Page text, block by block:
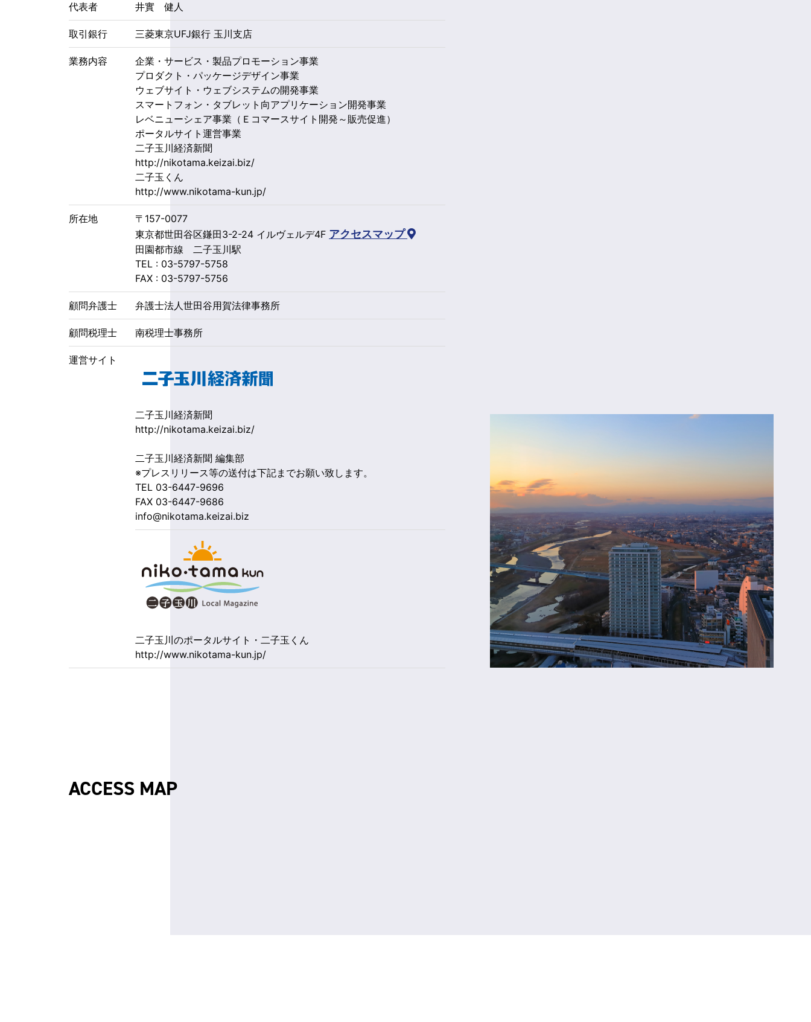
代表者 井實 健人
取引銀行 三菱東京UFJ銀行 玉川支店
業務内容
企業・サービス・製品プロモーション事業
プロダクト・パッケージデザイン事業
ウェブサイト・ウェブシステムの開発事業
スマートフォン・タブレット向アプリケーション開発事業
レベニューシェア事業（Ｅコマースサイト開発～販売促進）
ポータルサイト運営事業
二子玉川経済新聞
http://nikotama.keizai.biz/
二子玉くん
http://www.nikotama-kun.jp/
所在地
〒157-0077
東京都世田谷区鎌田3-2-24 イルヴェルデ4F アクセスマップ
田園都市線 二子玉川駅
TEL : 03-5797-5758
FAX : 03-5797-5756
顧問弁護士 弁護士法人世田谷用賀法律事務所
顧問税理士 南税理士事務所
運営サイト
二子玉川経済新聞
http://nikotama.keizai.biz/
二子玉川経済新聞 編集部
※プレスリリース等の送付は下記までお願い致します。
TEL 03-6447-9696
FAX 03-6447-9686
info@nikotama.keizai.biz
二子玉川のポータルサイト・二子玉くん
http://www.nikotama-kun.jp/
ACCESS MAP